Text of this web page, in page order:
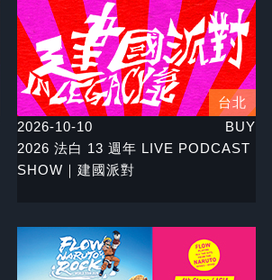
台北
2026-10-10
BUY
2026 法白 13 週年 LIVE PODCAST
SHOW｜建國派對